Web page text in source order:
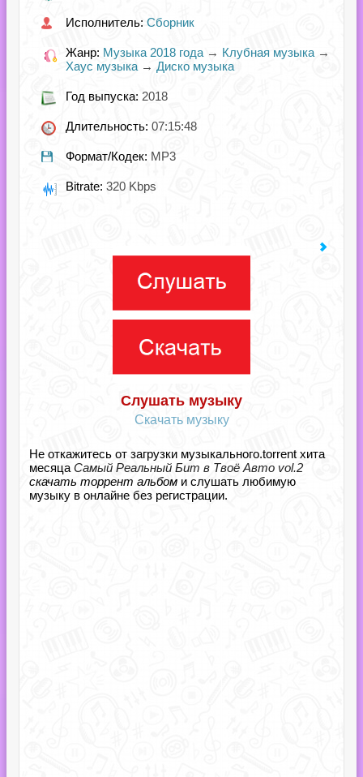
Исполнитель: Сборник
Жанр: Музыка 2018 года → Клубная музыка →
Хаус музыка → Диско музыка
Год выпуска: 2018
Длительность: 07:15:48
Формат/Кодек: MP3
Bitrate: 320 Kbps
Слушать музыку
Скачать музыку
Не откажитесь от загрузки музыкального.torrent хита
месяца Самый Реальный Бит в Твоё Авто vol.2
скачать торрент альбом и слушать любимую
музыку в онлайне без регистрации.